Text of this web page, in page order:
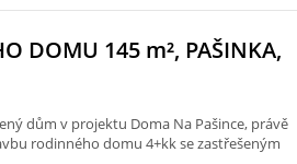
DOMU 145 m², PAŠINKA,
dům v projektu Doma Na Pašince, právě
rodinného domu 4+kk se zastřešeným